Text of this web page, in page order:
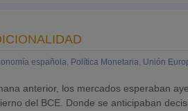
española, Política Monetaria, Unión
anterior, los mercados esperaban
del BCE. Donde se anticipaban